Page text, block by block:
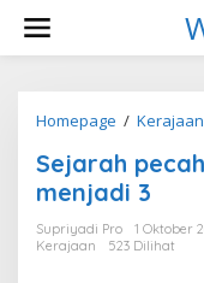
w
Homepage / Kerajaan
Sejarah
menjadi 3
Supriyadi Pro
1 Oktober
Kerajaan
523 Dilihat